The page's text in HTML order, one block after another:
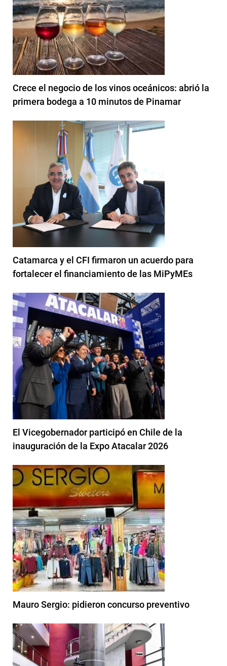
Crece el negocio de los vinos oceánicos: abrió la
primera bodega a 10 minutos de Pinamar
Catamarca y el CFI firmaron un acuerdo para
fortalecer el financiamiento de las MiPyMEs
El Vicegobernador participó en Chile de la
inauguración de la Expo Atacalar 2026
Mauro Sergio: pidieron concurso preventivo